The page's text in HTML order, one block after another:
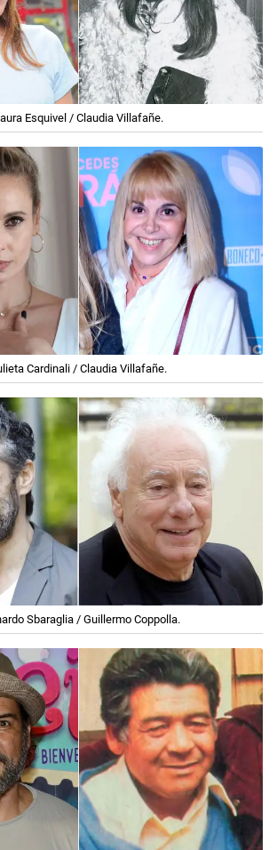
Esquivel / Claudia Villafañe.
Cardinali / Claudia Villafañe.
Sbaraglia / Guillermo Coppolla.